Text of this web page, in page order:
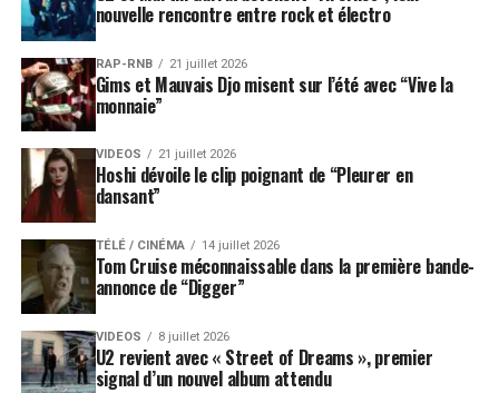
nouvelle rencontre entre rock et électro
RAP-RNB 21 juillet 2026
Gims et Mauvais Djo misent sur l’été avec “Vive la
monnaie”
VIDEOS 21 juillet 2026
Hoshi dévoile le clip poignant de “Pleurer en
dansant”
TÉLÉ / CINÉMA 14 juillet 2026
Tom Cruise méconnaissable dans la première bande-
annonce de “Digger”
VIDEOS 8 juillet 2026
U2 revient avec « Street of Dreams », premier
signal d’un nouvel album attendu